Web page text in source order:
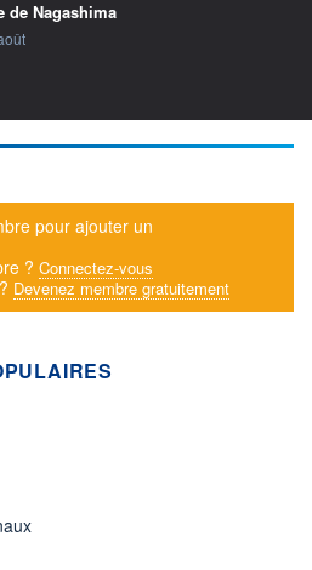
de Nagashima
par
pour ajouter un
? Connectez-vous
Devenez membre gratuitement